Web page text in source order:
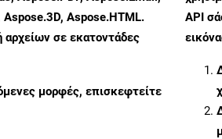
Aspose.HTML.
αρχείων σε εκατοντάδες
μορφές, επισκεφτείτε
API